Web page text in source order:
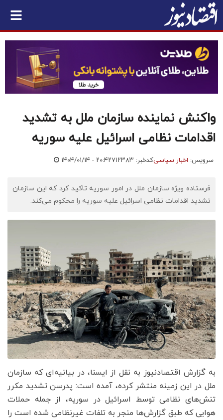
واکنش نماینده سازمان ملل به تشدید
اقدامات نظامی اسرائیل علیه سوریه
سرویس: اخبار سیاسیکدخبر: ۷۱۲۳۸۳ ۱۴۰۴/۰۱/۱۴ - ۲۰:۴۲
فرستاده ویژه سازمان ملل در امور سوریه تاکید کرد که این سازمان
تشدید اقدامات نظامی اسرائیل علیه سوریه را محکوم می‌کند.
به گزارش اقتصادنیوز به نقل از ایسنا، در بیانیه‌ای که سازمان
ملل در این زمینه منتشر کرده، آمده است: پدرسن تشدید مکرر
تنش‌های نظامی توسط اسرائیل در سوریه، از جمله حملات
هوایی که طبق گزارش‌ها منجر به تلفات غیرنظامی شده است را